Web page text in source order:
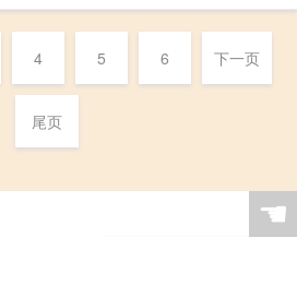
4 5 6 下一页
尾页
☚